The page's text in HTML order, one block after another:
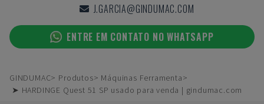
J.GARCIA@GINDUMAC.COM
ENTRE EM CONTATO NO WHATSAPP
GINDUMAC Produtos
Máquinas Ferramenta
➤ HARDINGE Quest 51 SP usado para venda | gindumac.com